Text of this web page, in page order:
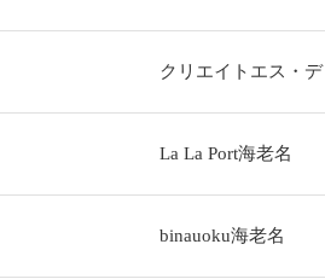
クリエイトエス・
La La Port海老名
binauoku海老名